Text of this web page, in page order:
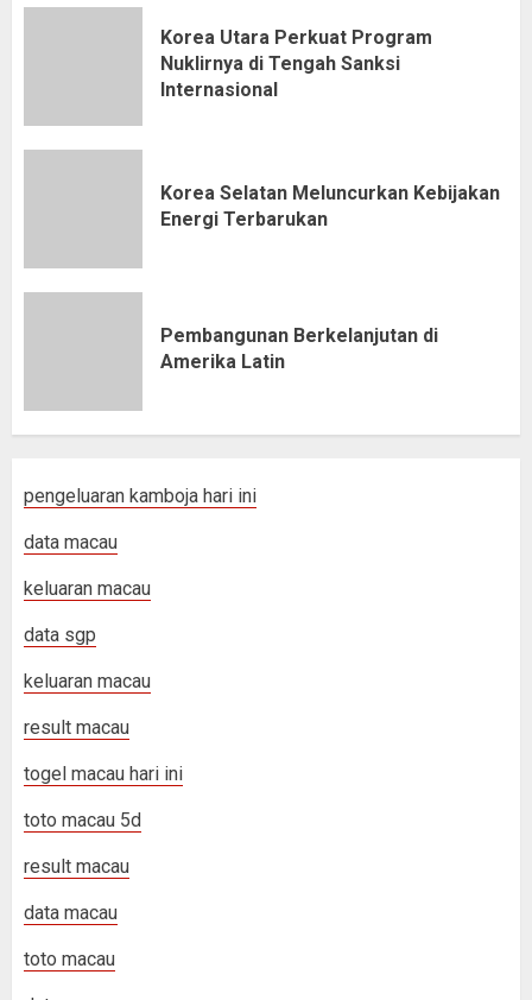
Korea Utara Perkuat Program
Nuklirnya di Tengah Sanksi
Internasional
Korea Selatan Meluncurkan Kebijakan
Energi Terbarukan
Pembangunan Berkelanjutan di
Amerika Latin
pengeluaran kamboja hari ini
data macau
keluaran macau
data sgp
keluaran macau
result macau
togel macau hari ini
toto macau 5d
result macau
data macau
toto macau